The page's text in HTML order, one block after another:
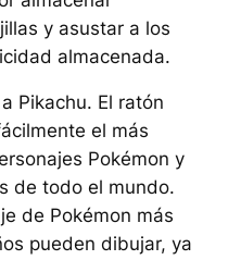
y asustar a los
almacenada.
Pikachu. El ratón
el más
Pokémon y
de todo el mundo.
de Pokémon más
pueden dibujar, ya